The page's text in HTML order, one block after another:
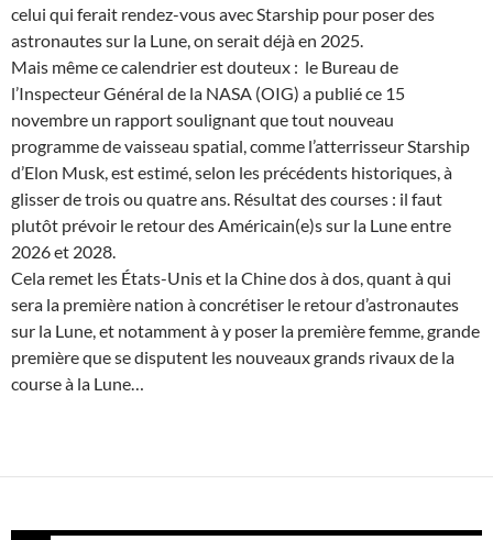
celui qui ferait rendez-vous avec Starship pour poser des
astronautes sur la Lune, on serait déjà en 2025.
Mais même ce calendrier est douteux : le Bureau de
l’Inspecteur Général de la NASA (OIG) a publié ce 15
novembre un rapport soulignant que tout nouveau
programme de vaisseau spatial, comme l’atterrisseur Starship
d’Elon Musk, est estimé, selon les précédents historiques, à
glisser de trois ou quatre ans. Résultat des courses : il faut
plutôt prévoir le retour des Américain(e)s sur la Lune entre
2026 et 2028.
Cela remet les États-Unis et la Chine dos à dos, quant à qui
sera la première nation à concrétiser le retour d’astronautes
sur la Lune, et notamment à y poser la première femme, grande
première que se disputent les nouveaux grands rivaux de la
course à la Lune…